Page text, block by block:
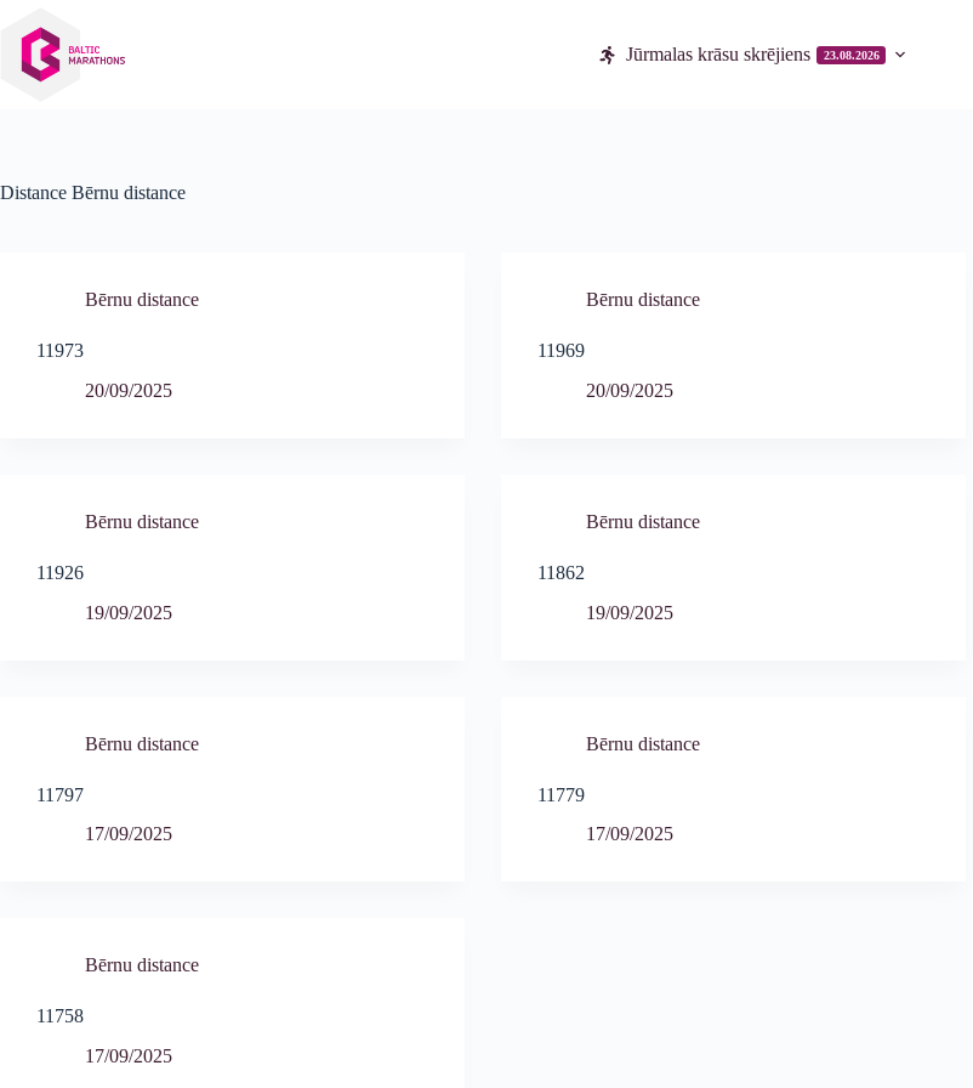
saturu
Jūrmalas krāsu skrējiens 23.08.2026
Distance Bērnu distance
Bērnu distance
11973
20/09/2025
Bērnu distance
11969
20/09/2025
Bērnu distance
11926
19/09/2025
Bērnu distance
11862
19/09/2025
Bērnu distance
11797
17/09/2025
Bērnu distance
11779
17/09/2025
Bērnu distance
11758
17/09/2025